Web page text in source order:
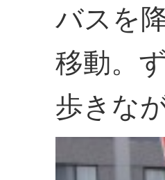
バスを
移動。
歩きな